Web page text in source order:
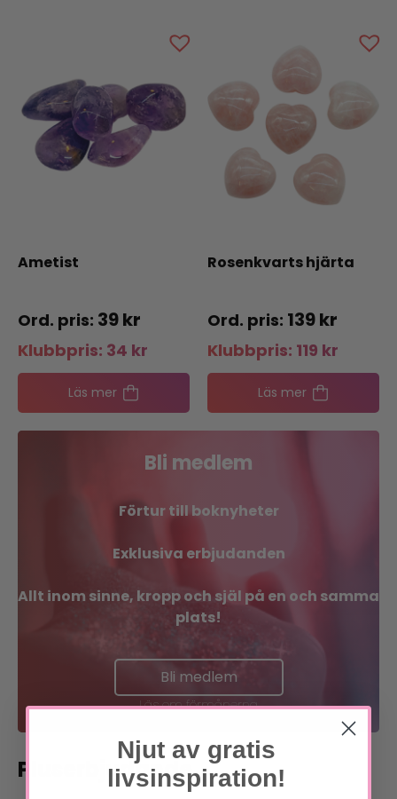
Ametist
39kr
Klubbpris: 34 kr
Läs mer
Rosenkvarts hjärta
139kr
Klubbpris: 119 kr
Läs mer
Bli medlem
Förtur till boknyheter
Exklusiva erbjudanden
Allt inom sinne, kropp och själ på en och samma
plats!
Bli medlem
Läs om förmånerna
Pluserbjudande
Njut av gratis
livsinspiration!